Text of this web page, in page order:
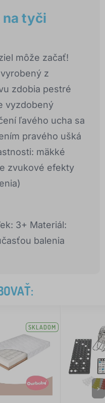
na tyči
môže začať!
z
zdobia pestré
vyzdobený
ľavého ucha sa
pravého ušká
mäkké
zvukové efekty
3+ Materiál:
balenia
SKLADOM
>